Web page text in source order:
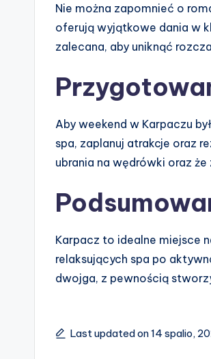
Nie można zapomnieć o
oferują wyjątkowe dania w
zalecana, aby uniknąć
Aby weekend w Karpaczu
spa, zaplanuj atrakcje oraz
ubrania na wędrówki oraz
Karpacz to idealne miejsce
relaksujących spa po
dwojga, z pewnością
Last updated on 14 spalio,